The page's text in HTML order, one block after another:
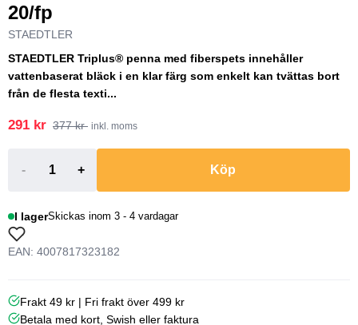
20/fp
STAEDTLER
STAEDTLER Triplus® penna med fiberspets innehåller
vattenbaserat bläck i en klar färg som enkelt kan tvättas bort
från de flesta texti...
291 kr 377 kr inkl. moms
- + Köp
I lagerSkickas inom 3 - 4 vardagar
EAN: 4007817323182
Frakt 49 kr | Fri frakt över 499 kr
Betala med kort, Swish eller faktura